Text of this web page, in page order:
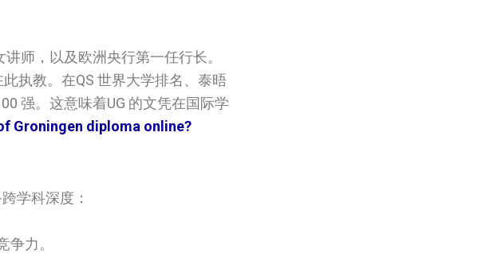
师，以及欧洲央行第一任行长。
执教。在QS 世界大学排名、泰晤
强。这意味着UG 的文凭在国际学
Groningen diploma online?
学科深度：
力。